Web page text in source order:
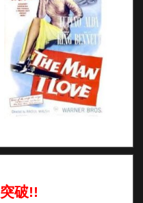
破!!